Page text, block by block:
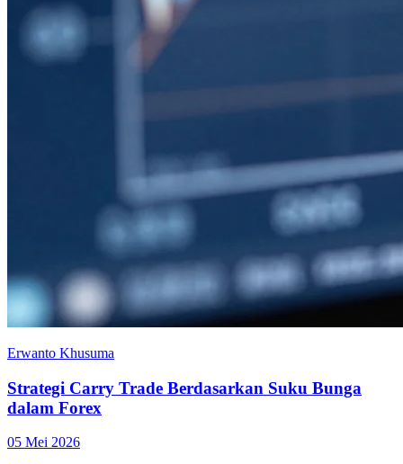
Erwanto Khusuma
Strategi Carry Trade Berdasarkan Suku Bunga
dalam Forex
05 Mei 2026